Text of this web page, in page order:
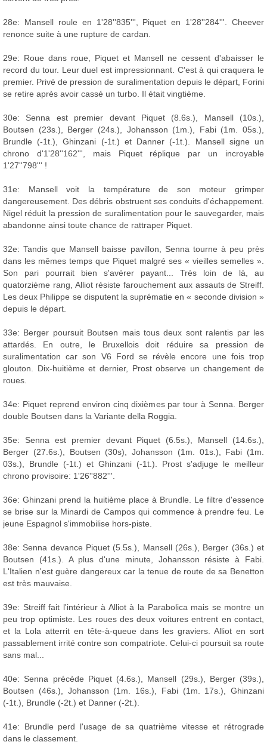
28e: Mansell roule en 1'28''835''', Piquet en 1'28''284'''. Cheever
renonce suite à une rupture de cardan.
29e: Roue dans roue, Piquet et Mansell ne cessent d'abaisser le
record du tour. Leur duel est impressionnant. C'est à qui craquera le
premier. Privé de pression de suralimentation depuis le départ, Forini
se retire après avoir cassé un turbo. Il était vingtième.
30e: Senna est premier devant Piquet (8.6s.), Mansell (10s.),
Boutsen (23s.), Berger (24s.), Johansson (1m.), Fabi (1m. 05s.),
Brundle (-1t.), Ghinzani (-1t.) et Danner (-1t.). Mansell signe un
chrono d'1'28''162''', mais Piquet réplique par un incroyable
1'27''798''' !
31e: Mansell voit la température de son moteur grimper
dangereusement. Des débris obstruent ses conduits d'échappement.
Nigel réduit la pression de suralimentation pour le sauvegarder, mais
abandonne ainsi toute chance de rattraper Piquet.
32e: Tandis que Mansell baisse pavillon, Senna tourne à peu près
dans les mêmes temps que Piquet malgré ses « vieilles semelles ».
Son pari pourrait bien s'avérer payant... Très loin de là, au
quatorzième rang, Alliot résiste farouchement aux assauts de Streiff.
Les deux Philippe se disputent la suprématie en « seconde division »
depuis le départ.
33e: Berger poursuit Boutsen mais tous deux sont ralentis par les
attardés. En outre, le Bruxellois doit réduire sa pression de
suralimentation car son V6 Ford se révèle encore une fois trop
glouton. Dix-huitième et dernier, Prost observe un changement de
roues.
34e: Piquet reprend environ cinq dixièmes par tour à Senna. Berger
double Boutsen dans la Variante della Roggia.
35e: Senna est premier devant Piquet (6.5s.), Mansell (14.6s.),
Berger (27.6s.), Boutsen (30s), Johansson (1m. 01s.), Fabi (1m.
03s.), Brundle (-1t.) et Ghinzani (-1t.). Prost s'adjuge le meilleur
chrono provisoire: 1'26''882'''.
36e: Ghinzani prend la huitième place à Brundle. Le filtre d'essence
se brise sur la Minardi de Campos qui commence à prendre feu. Le
jeune Espagnol s'immobilise hors-piste.
38e: Senna devance Piquet (5.5s.), Mansell (26s.), Berger (36s.) et
Boutsen (41s.). A plus d'une minute, Johansson résiste à Fabi.
L'Italien n'est guère dangereux car la tenue de route de sa Benetton
est très mauvaise.
39e: Streiff fait l'intérieur à Alliot à la Parabolica mais se montre un
peu trop optimiste. Les roues des deux voitures entrent en contact,
et la Lola atterrit en tête-à-queue dans les graviers. Alliot en sort
passablement irrité contre son compatriote. Celui-ci poursuit sa route
sans mal...
40e: Senna précède Piquet (4.6s.), Mansell (29s.), Berger (39s.),
Boutsen (46s.), Johansson (1m. 16s.), Fabi (1m. 17s.), Ghinzani
(-1t.), Brundle (-2t.) et Danner (-2t.).
41e: Brundle perd l'usage de sa quatrième vitesse et rétrograde
dans le classement.